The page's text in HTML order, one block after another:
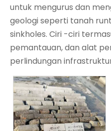
untuk mengurus dan
geologi seperti tanah
sinkholes. Ciri -ciri
pemantauan, dan alat
perlindungan